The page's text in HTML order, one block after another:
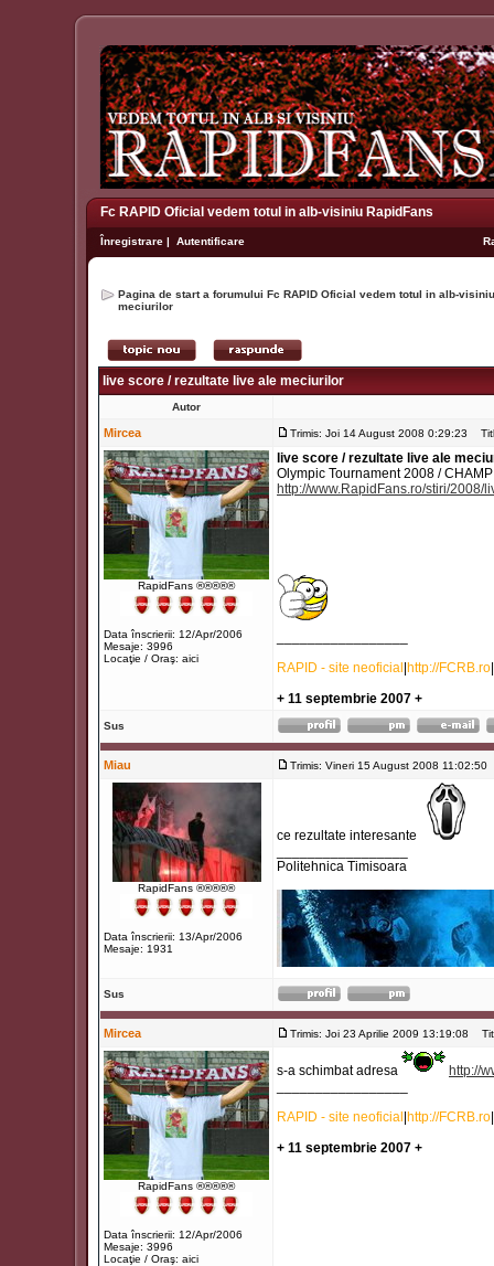
Fc RAPID Oficial vedem totul in alb-visiniu RapidFans
Înregistrare | Autentificare
Pagina de start a forumului Fc RAPID Oficial vedem totul in alb-
meciurilor
live score / rezultate live ale meciurilor
Autor
Mircea Trimis: Joi 14 August 2008 0:29:23
RapidFans ®®®®®
Data înscrierii: 12/Apr/2006
Mesaje: 3996
Locaţie / Oraş: aici
live score / rezultate live ale
Olympic Tournament 2008 /
http://www.RapidFans.ro/stiri/2008/
RAPID - site neoficial http://FCRB.ro
+ 11 septembrie 2007 +
Sus
Miau Trimis: Vineri 15 August 2008 11:02:50
RapidFans ®®®®®
Data înscrierii: 13/Apr/2006
Mesaje: 1931
ce rezultate interesante
Politehnica Timisoara
Sus
Mircea Trimis: Joi 23 Aprilie 2009 13:19:08
RapidFans ®®®®®
Data înscrierii: 12/Apr/2006
Mesaje: 3996
Locaţie / Oraş: aici
s-a schimbat adresa
http://
RAPID - site neoficial http://FCRB.ro
+ 11 septembrie 2007 +